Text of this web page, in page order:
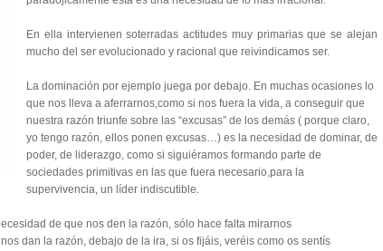
En ella intervienen soterradas actitudes muy primarias que se alejan
mucho del ser evolucionado y racional que reivindicamos ser.
La dominación por ejemplo juega por debajo. En muchas ocasiones lo
que nos lleva a aferrarnos,como si nos fuera la vida, a conseguir que
nuestra razón triunfe sobre las “excusas” de los demás ( porque claro,
yo tengo razón, ellos ponen excusas…) es la necesidad de dominar, de
poder, de liderazgo, como si siguiéramos formando parte de
sociedades primitivas en las que fuera necesario,para la
supervivencia, un líder indiscutible.
de que nos den la razón, sólo hace falta mirarnos
dan la razón, debajo de la ira, si os fijáis, veréis como os sentís